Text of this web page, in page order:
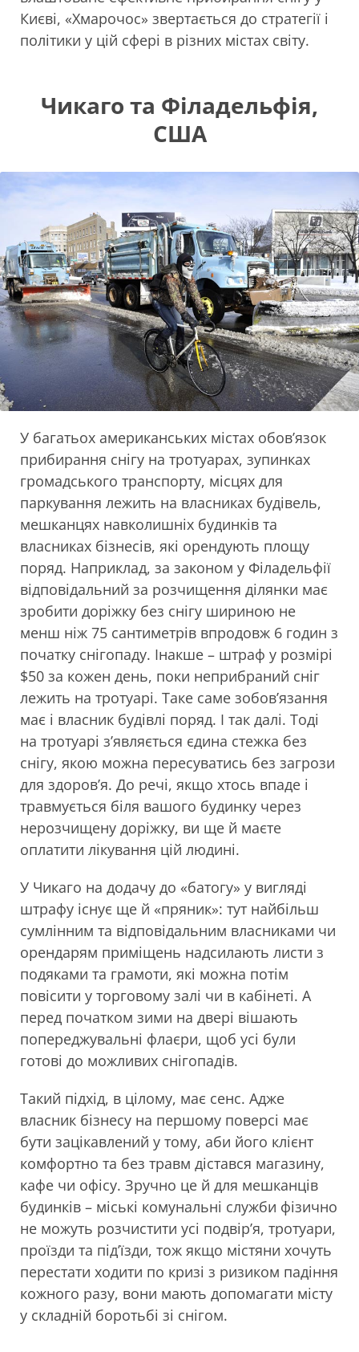
Києві, «Хмарочос» звертається до стратегії і
політики у цій сфері в різних містах світу.
Чикаго та Філадельфія,
США
У багатьох американських містах обов’язок
прибирання снігу на тротуарах, зупинках
громадського транспорту, місцях для
паркування лежить на власниках будівель,
мешканцях навколишніх будинків та
власниках бізнесів, які орендують площу
поряд. Наприклад, за законом у Філадельфії
відповідальний за розчищення ділянки має
зробити доріжку без снігу шириною не
менш ніж 75 сантиметрів впродовж 6 годин з
початку снігопаду. Інакше – штраф у розмірі
$50 за кожен день, поки неприбраний сніг
лежить на тротуарі. Таке саме зобов’язання
має і власник будівлі поряд. І так далі. Тоді
на тротуарі з’являється єдина стежка без
снігу, якою можна пересуватись без загрози
для здоров’я. До речі, якщо хтось впаде і
травмується біля вашого будинку через
нерозчищену доріжку, ви ще й маєте
оплатити лікування цій людині.
У Чикаго на додачу до «батогу» у вигляді
штрафу існує ще й «пряник»: тут найбільш
сумлінним та відповідальним власниками чи
орендарям приміщень надсилають листи з
подяками та грамоти, які можна потім
повісити у торговому залі чи в кабінеті. А
перед початком зими на двері вішають
попереджувальні флаєри, щоб усі були
готові до можливих снігопадів.
Такий підхід, в цілому, має сенс. Адже
власник бізнесу на першому поверсі має
бути зацікавлений у тому, аби його клієнт
комфортно та без травм дістався магазину,
кафе чи офісу. Зручно це й для мешканців
будинків – міські комунальні служби фізично
не можуть розчистити усі подвір’я, тротуари,
проїзди та під’їзди, тож якщо містяни хочуть
перестати ходити по кризі з ризиком падіння
кожного разу, вони мають допомагати місту
у складній боротьбі зі снігом.